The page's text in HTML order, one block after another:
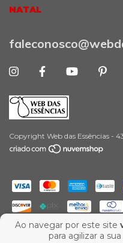
Ao navegar por este site
para agilizar a
NATAL
Copyright Web das Essências -
Desenvolvimento: Agência Ux Web